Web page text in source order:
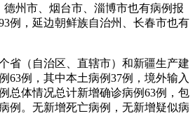
德州市、烟台市、淄博市也有病例报
例，延边朝鲜族自治州、长春市也有
省（自治区、直辖市）和新疆生产建
63例，其中本土病例37例，境外输入
总体情况总计新增确诊病例63例，包
例。无新增死亡病例，无新增疑似病